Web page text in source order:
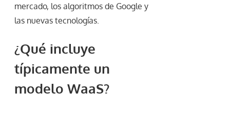
mercado, los algoritmos de Google y
las nuevas tecnologías.
¿Qué incluye
típicamente un
modelo WaaS?